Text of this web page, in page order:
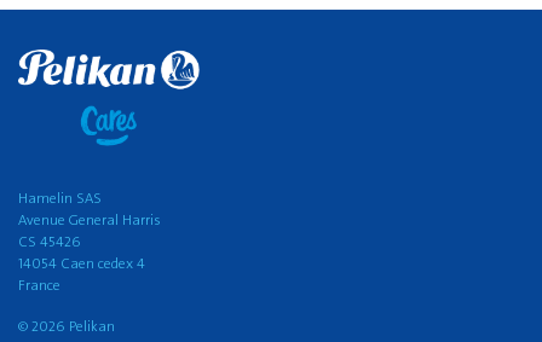
Hamelin SAS
Avenue General Harris
CS 45426
14054 Caen cedex 4
France
© 2026 Pelikan